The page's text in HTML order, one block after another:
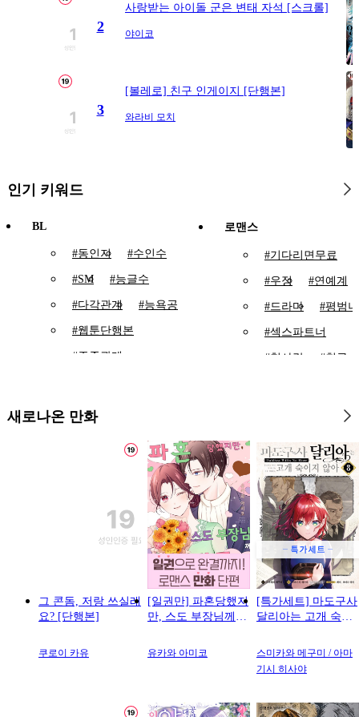
2
사랑받는 아이돌 군은 변태 자석 [스크롤]
야이코
3
[볼레로] 친구 인게이지 [단행본]
와라비 모치
인기 키워드
BL
#동인지 #수인수
#SM #능글수
#다각관계 #능욕공
#웹툰단행본
# 주종관계
연상공
#부부
문란수
OO버스 # 음험공
존댓말공 # 광공
조교
계략공
#임신수 도망수
로맨스
#기다리면무료
#우정 #연예계
#드라마 #평범녀
#섹스파트너
#첫사랑 # 친구
절륜
#오피스물
# 백합/GL 까칠
#연상연하
#역사/시대물
#서양풍 #능글남
# 재벌남 #힐링물
#일상 # 능욕
# 인외존재
새로나온 만화
그 콘돔, 저랑 쓰실래
요? [단행본]
쿠로이 카유
[일권만] 파혼당했지
만, 스도 부장님께 사
행본]
유카와 아미코
[특가세트] 마도구사
달리아는 고개 숙이
스미카와 메구미 / 아마
기시 히사야